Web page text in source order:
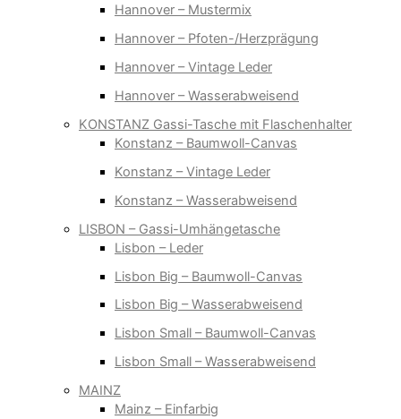
Hannover – Mustermix
Hannover – Pfoten-/Herzprägung
Hannover – Vintage Leder
Hannover – Wasserabweisend
KONSTANZ Gassi-Tasche mit Flaschenhalter
Konstanz – Baumwoll-Canvas
Konstanz – Vintage Leder
Konstanz – Wasserabweisend
LISBON – Gassi-Umhängetasche
Lisbon – Leder
Lisbon Big – Baumwoll-Canvas
Lisbon Big – Wasserabweisend
Lisbon Small – Baumwoll-Canvas
Lisbon Small – Wasserabweisend
MAINZ
Mainz – Einfarbig